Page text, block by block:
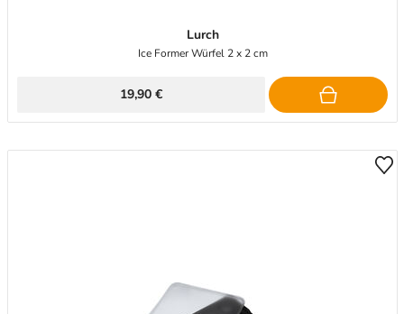
Lurch
Ice Former Würfel 2 x 2 cm
19,90 €